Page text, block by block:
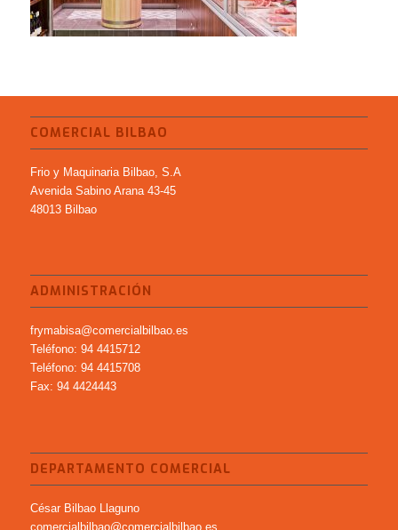
COMERCIAL BILBAO
Frio y Maquinaria Bilbao, S.A
Avenida Sabino Arana 43-45
48013 Bilbao
ADMINISTRACIÓN
frymabisa@comercialbilbao.es
Teléfono: 94 4415712
Teléfono: 94 4415708
Fax: 94 4424443
DEPARTAMENTO COMERCIAL
César Bilbao Llaguno
comercialbilbao@comercialbilbao.es